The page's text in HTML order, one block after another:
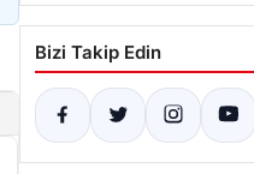
Bizi Takip Edin